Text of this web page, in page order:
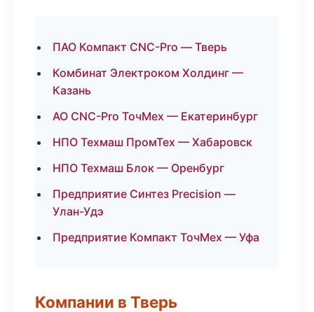
ПАО Компакт CNC-Pro — Тверь
Комбинат Электроком Холдинг —
Казань
АО CNC-Pro ТочМех — Екатеринбург
НПО Техмаш ПромТех — Хабаровск
НПО Техмаш Блок — Оренбург
Предприятие Синтез Precision —
Улан-Удэ
Предприятие Компакт ТочМех — Уфа
Компании в Тверь